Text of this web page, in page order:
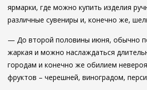
ярмарки, где можно купить изделия
различные сувениры и, конечно же,
— До второй половины июня, обычно
жаркая и можно наслаждаться
городам и конечно же обилием
фруктов – черешней, виноградом,